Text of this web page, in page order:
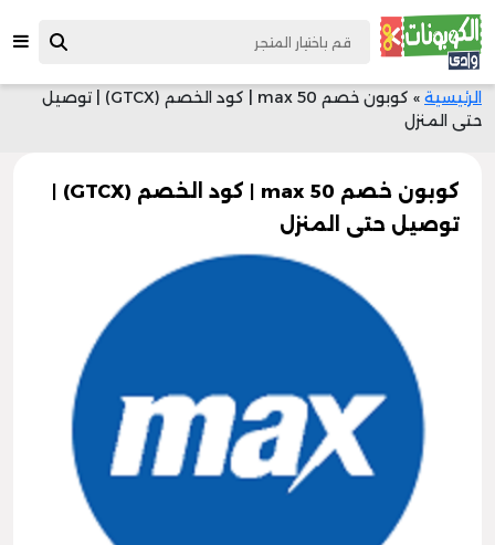
الرئيسية »
كوبون خصم max 50 | كود الخصم (GTCX) | توصيل
حتى المنزل
كوبون خصم max 50 | كود الخصم (GTCX) |
توصيل حتى المنزل